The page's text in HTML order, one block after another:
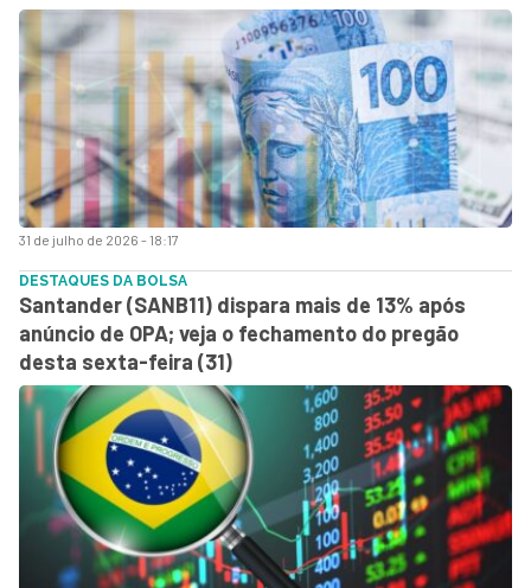
31 de julho de 2026 - 18:17
DESTAQUES DA BOLSA
Santander (SANB11) dispara mais de 13% após
anúncio de OPA; veja o fechamento do pregão
desta sexta-feira (31)